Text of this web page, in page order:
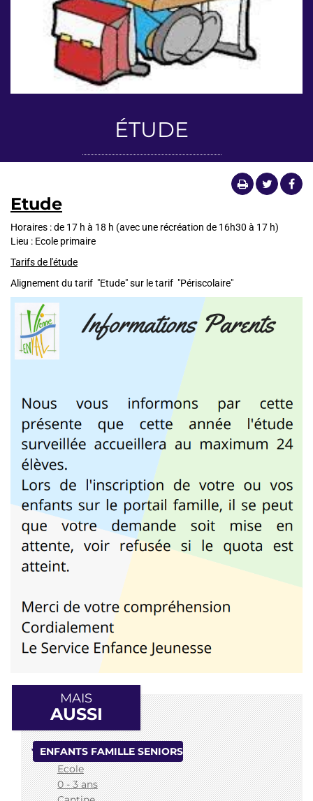
ÉTUDE
Etude
Horaires : de 17 h à 18 h (avec une récréation de 16h30 à 17 h)
Lieu : Ecole primaire
Tarifs de l'étude
Alignement du tarif "Etude" sur le tarif "Périscolaire"
MAIS
AUSSI
ENFANTS FAMILLE SENIORS
Ecole
0 - 3 ans